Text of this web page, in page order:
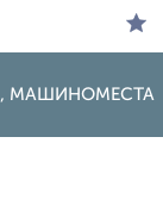
МАШИНОМЕСТА